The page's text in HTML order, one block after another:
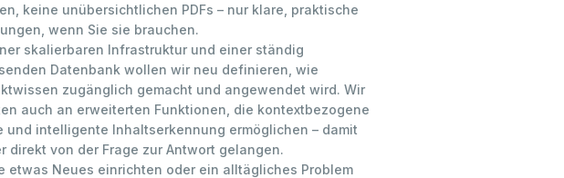
keine unübersichtlichen PDFs – nur klare, praktische
wenn Sie sie brauchen.
skalierbaren Infrastruktur und einer ständig
Datenbank wollen wir neu definieren, wie
zugänglich gemacht und angewendet wird. Wir
auch an erweiterten Funktionen, die kontextbezogene
und intelligente Inhaltserkennung ermöglichen – damit
direkt von der Frage zur Antwort gelangen.
etwas Neues einrichten oder ein alltägliches Problem